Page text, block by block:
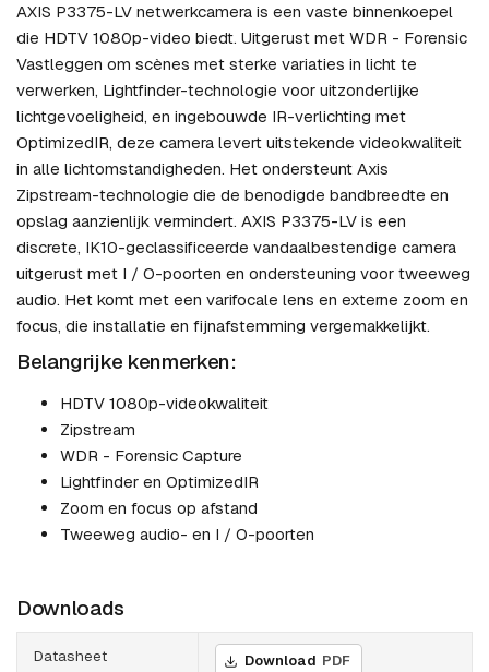
AXIS P3375-LV netwerkcamera is een vaste binnenkoepel
die HDTV 1080p-video biedt. Uitgerust met WDR - Forensic
Vastleggen om scènes met sterke variaties in licht te
verwerken, Lightfinder-technologie voor uitzonderlijke
lichtgevoeligheid, en ingebouwde IR-verlichting met
OptimizedIR, deze camera levert uitstekende videokwaliteit
in alle lichtomstandigheden. Het ondersteunt Axis
Zipstream-technologie die de benodigde bandbreedte en
opslag aanzienlijk vermindert. AXIS P3375-LV is een
discrete, IK10-geclassificeerde vandaalbestendige camera
uitgerust met I / O-poorten en ondersteuning voor tweeweg
audio. Het komt met een varifocale lens en externe zoom en
focus, die installatie en fijnafstemming vergemakkelijkt.
Belangrijke kenmerken:
HDTV 1080p-videokwaliteit
Zipstream
WDR - Forensic Capture
Lightfinder en OptimizedIR
Zoom en focus op afstand
Tweeweg audio- en I / O-poorten
Downloads
Datasheet Download PDF